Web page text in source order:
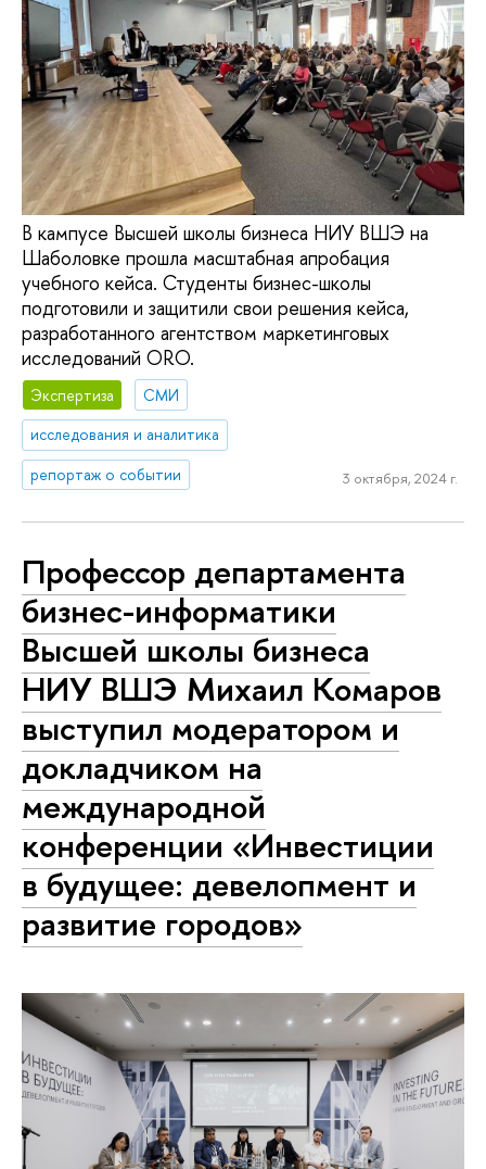
В кампусе Высшей школы бизнеса НИУ ВШЭ на
Шаболовке прошла масштабная апробация
учебного кейса. Студенты бизнес-школы
подготовили и защитили свои решения кейса,
разработанного агентством маркетинговых
исследований ОRО.
Экспертиза
СМИ
исследования и аналитика
репортаж о событии
3 октября, 2024 г.
Профессор департамента
бизнес-информатики
Высшей школы бизнеса
НИУ ВШЭ Михаил Комаров
выступил модератором и
докладчиком на
международной
конференции «Инвестиции
в будущее: девелопмент и
развитие городов»